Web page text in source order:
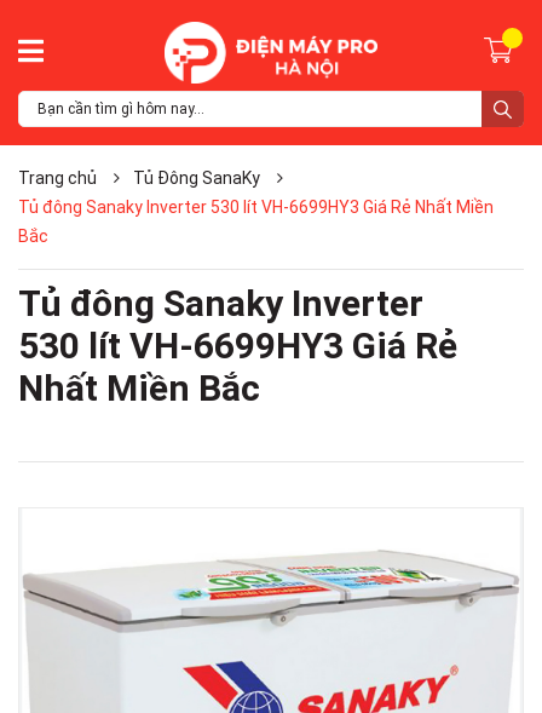
Trang chủ
Tủ Đông SanaKy
Tủ đông Sanaky Inverter 530 lít VH-6699HY3 Giá Rẻ Nhất Miền
Bắc
Tủ đông Sanaky Inverter
530 lít VH-6699HY3 Giá Rẻ
Nhất Miền Bắc